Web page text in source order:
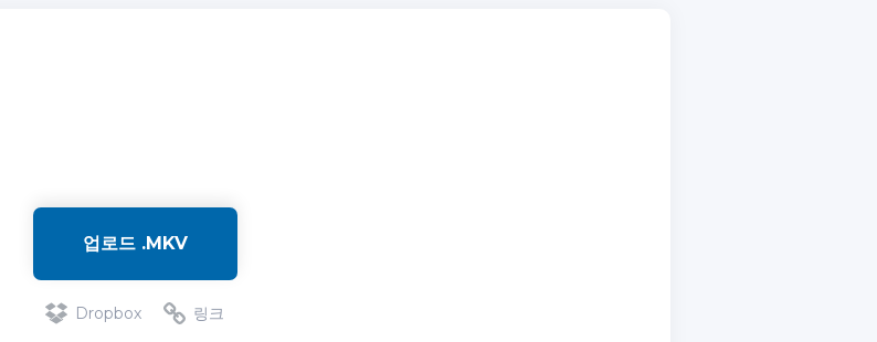
업로드 .MKV
Dropbox 링크